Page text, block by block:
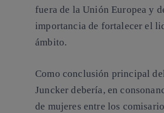
fuera de la Unión Europea y
importancia de fortalecer el
ámbito.
Como conclusión principal
Juncker debería, en
de mujeres entre los